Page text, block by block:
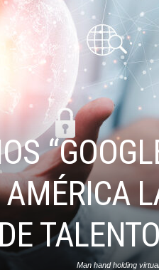
Man hand holding
AMÉRICA